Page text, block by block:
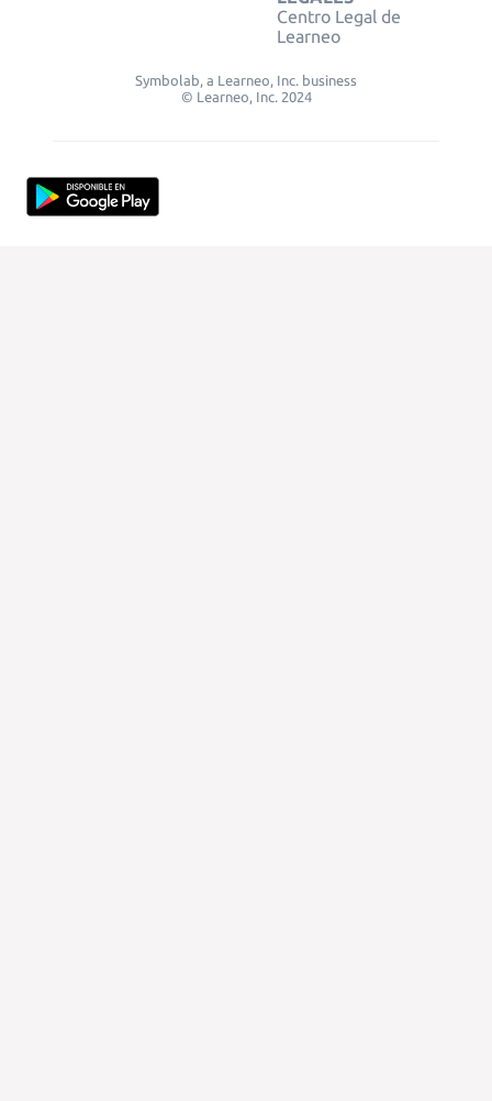
Centro Legal de
Learneo
Symbolab, a Learneo, Inc. business
© Learneo, Inc. 2024